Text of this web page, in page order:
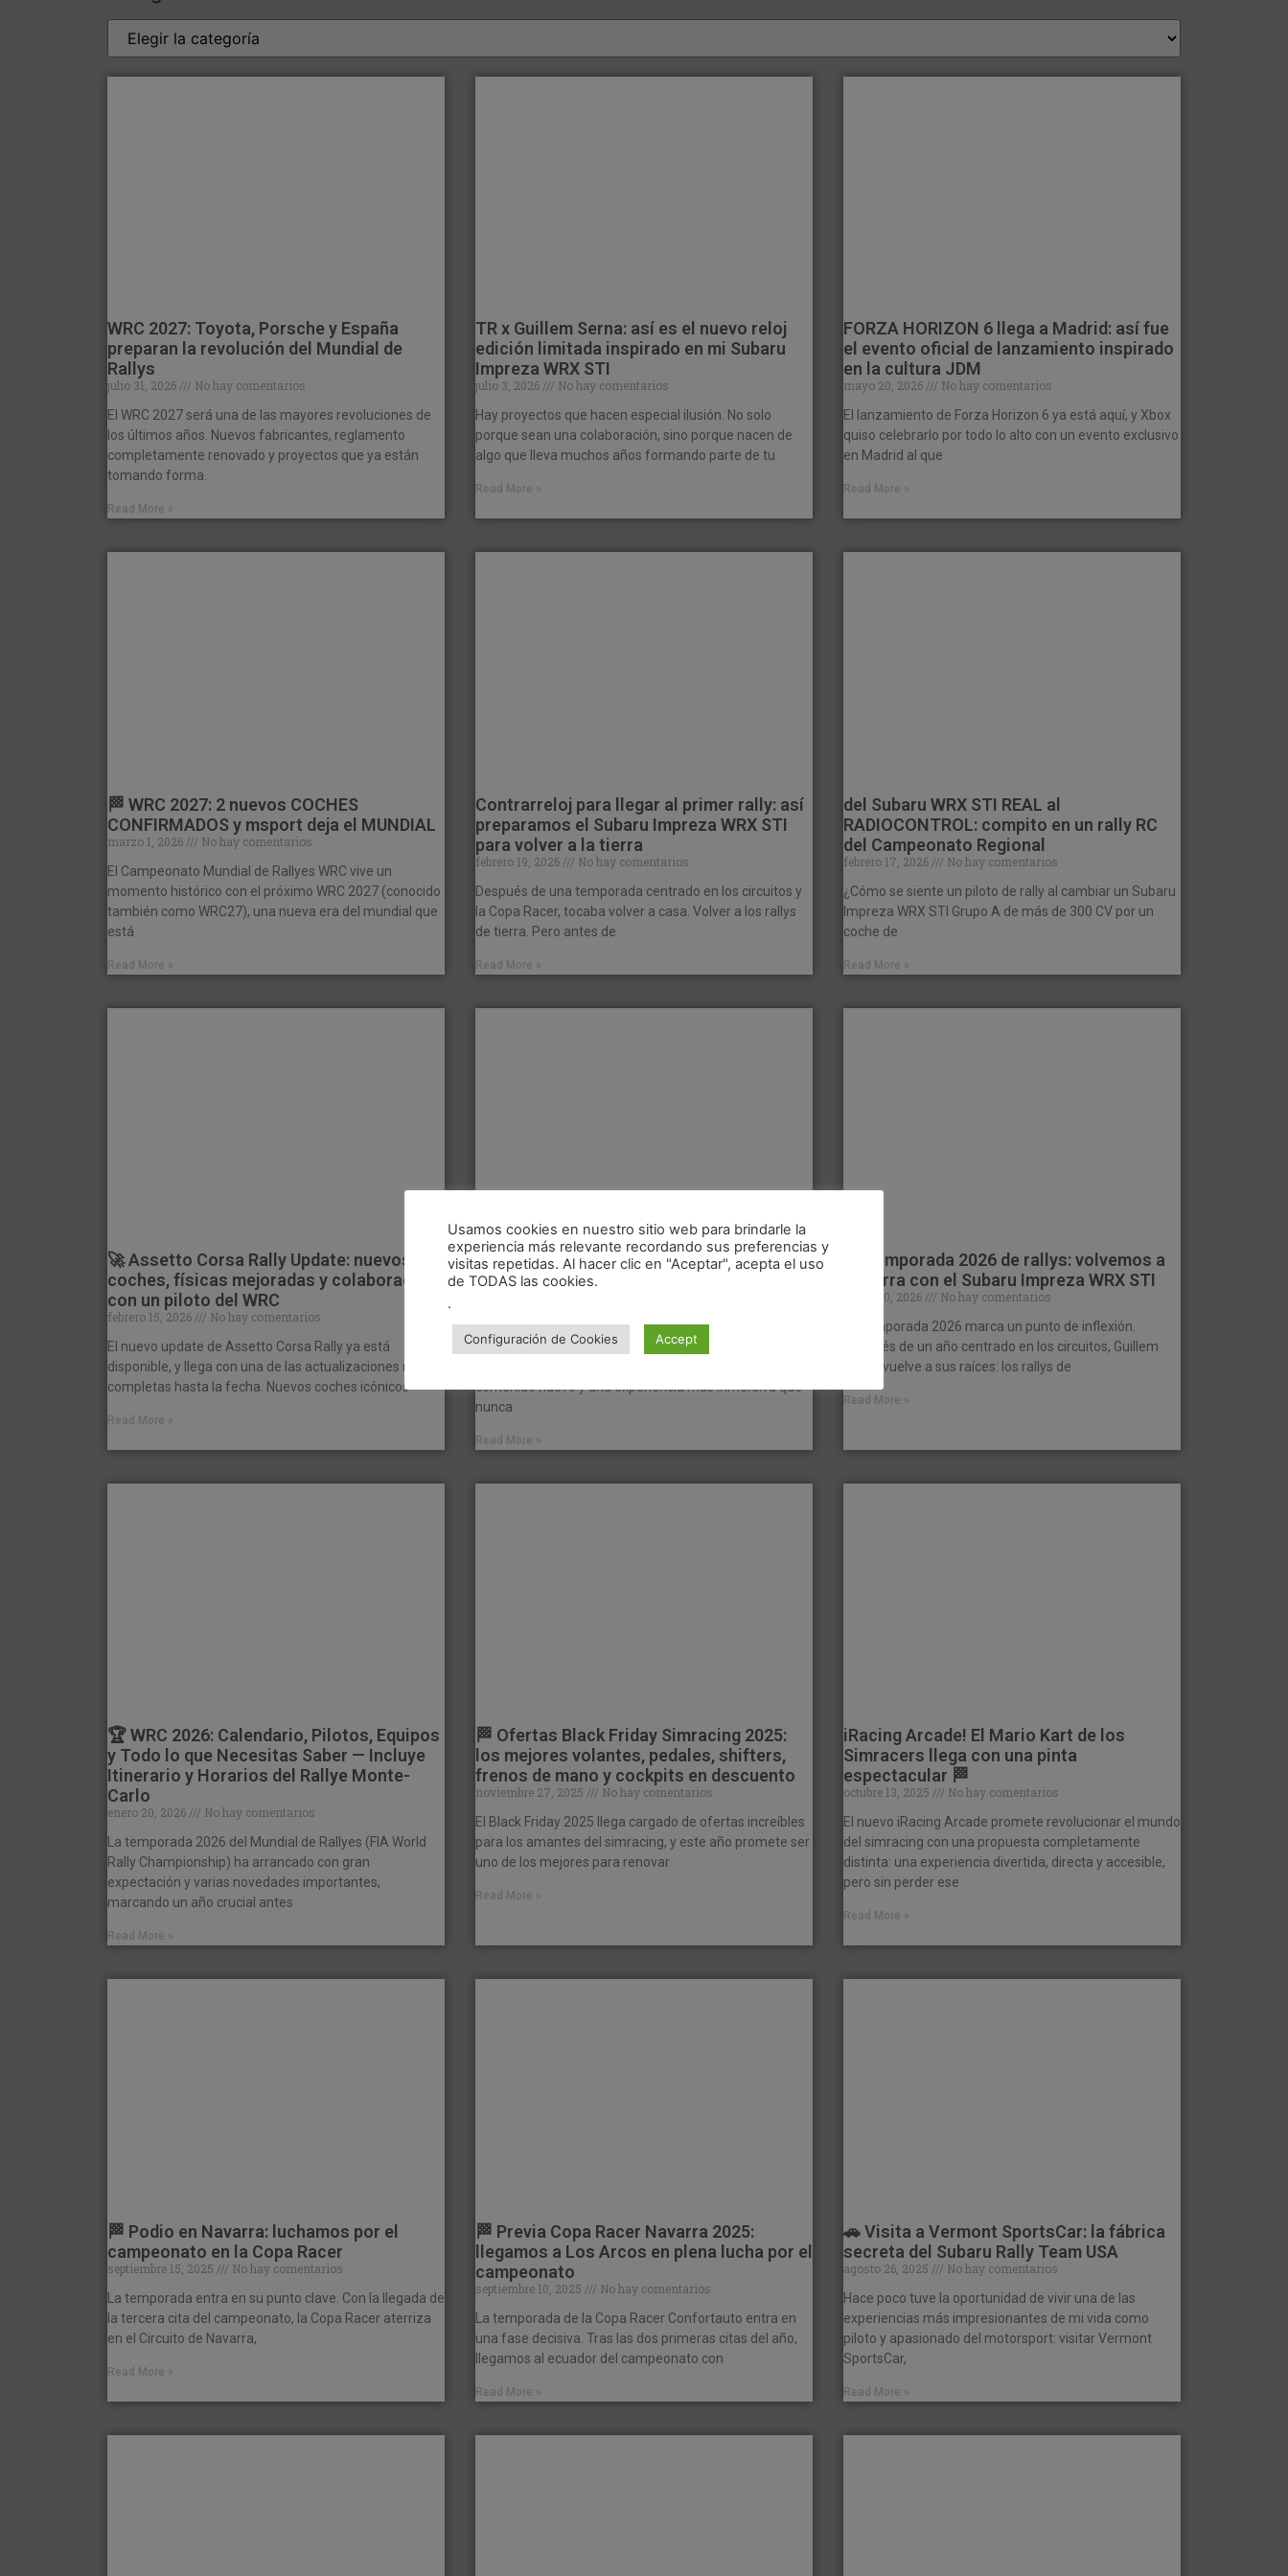
WRC 2027: Toyota, Porsche y España
preparan la revolución del Mundial de
Rallys
julio 31, 2026
No hay comentarios
El WRC 2027 será una de las mayores revoluciones de
los últimos años. Nuevos fabricantes, reglamento
completamente renovado y proyectos que ya están
tomando forma.
Read More »
TR x Guillem Serna: así es el nuevo reloj
edición limitada inspirado en mi Subaru
Impreza WRX STI
julio 3, 2026
No hay comentarios
Hay proyectos que hacen especial ilusión. No solo
porque sean una colaboración, sino porque nacen de
algo que lleva muchos años formando parte de tu
Read More »
FORZA HORIZON 6 llega a Madrid: así fue
el evento oficial de lanzamiento inspirado
en la cultura JDM
mayo 20, 2026
No hay comentarios
El lanzamiento de Forza Horizon 6 ya está aquí, y Xbox
quiso celebrarlo por todo lo alto con un evento exclusivo
en Madrid al que
Read More »
🏁 WRC 2027: 2 nuevos COCHES
CONFIRMADOS y msport deja el MUNDIAL
marzo 1, 2026
No hay comentarios
El Campeonato Mundial de Rallyes WRC vive un
momento histórico con el próximo WRC 2027 (conocido
también como WRC27), una nueva era del mundial que
está
Read More »
Contrarreloj para llegar al primer rally: así
preparamos el Subaru Impreza WRX STI
para volver a la tierra
febrero 19, 2026
No hay comentarios
Después de una temporada centrado en los circuitos y
la Copa Racer, tocaba volver a casa. Volver a los rallys
de tierra. Pero antes de
Read More »
del Subaru WRX STI REAL al
RADIOCONTROL: compito en un rally RC
del Campeonato Regional
febrero 17, 2026
No hay comentarios
¿Cómo se siente un piloto de rally al cambiar un Subaru
Impreza WRX STI Grupo A de más de 300 CV por un
coche de
Read More »
🚀 Assetto Corsa Rally Update: nuevos
coches, físicas mejoradas y colaboración
con un piloto del WRC
febrero 15, 2026
No hay comentarios
El nuevo update de Assetto Corsa Rally ya está
disponible, y llega con una de las actualizaciones más
completas hasta la fecha. Nuevos coches icónicos
Read More »
🚀 Assetto Corsa Rally Update 3.0: clima
dinámico, nieve real en Montecarlo, 2
La esperada actualización 3.0 de Assetto Corsa Rally ya
contenido nuevo y una experiencia más inmersiva que
nunca
Read More »
🏁 Temporada 2026 de rallys: volvemos a
la tierra con el Subaru Impreza WRX STI
enero 30, 2026
No hay comentarios
La temporada 2026 marca un punto de inflexión.
Después de un año centrado en los circuitos, Guillem
Serna vuelve a sus raíces: los rallys de
Read More »
🏆 WRC 2026: Calendario, Pilotos, Equipos
y Todo lo que Necesitas Saber — Incluye
Itinerario y Horarios del Rallye Monte-
Carlo
enero 20, 2026
No hay comentarios
La temporada 2026 del Mundial de Rallyes (FIA World
Rally Championship) ha arrancado con gran
expectación y varias novedades importantes,
marcando un año crucial antes
Read More »
🏁 Ofertas Black Friday Simracing 2025:
los mejores volantes, pedales, shifters,
frenos de mano y cockpits en descuento
noviembre 27, 2025
No hay comentarios
El Black Friday 2025 llega cargado de ofertas increíbles
para los amantes del simracing, y este año promete ser
uno de los mejores para renovar
Read More »
iRacing Arcade! El Mario Kart de los
Simracers llega con una pinta
espectacular 🏁
octubre 13, 2025
No hay comentarios
El nuevo iRacing Arcade promete revolucionar el mundo
del simracing con una propuesta completamente
distinta: una experiencia divertida, directa y accesible,
pero sin perder ese
Read More »
🏁 Podio en Navarra: luchamos por el
campeonato en la Copa Racer
septiembre 15, 2025
No hay comentarios
La temporada entra en su punto clave. Con la llegada de
la tercera cita del campeonato, la Copa Racer aterriza
en el Circuito de Navarra,
Read More »
🏁 Previa Copa Racer Navarra 2025:
llegamos a Los Arcos en plena lucha por el
campeonato
septiembre 10, 2025
No hay comentarios
La temporada de la Copa Racer Confortauto entra en
una fase decisiva. Tras las dos primeras citas del año,
llegamos al ecuador del campeonato con
Read More »
🚗 Visita a Vermont SportsCar: la fábrica
secreta del Subaru Rally Team USA
agosto 26, 2025
No hay comentarios
Hace poco tuve la oportunidad de vivir una de las
experiencias más impresionantes de mi vida como
piloto y apasionado del motorsport: visitar Vermont
SportsCar,
Read More »
Usamos cookies en nuestro sitio web para brindarle la
experiencia más relevante recordando sus preferencias y
visitas repetidas. Al hacer clic en "Aceptar", acepta el uso
de TODAS las cookies.
.
Configuración de Cookies Accept